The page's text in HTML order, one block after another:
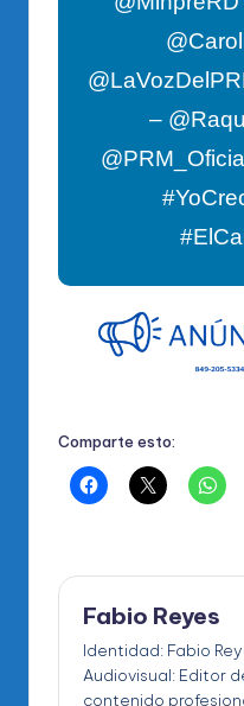
–
Comparte esto:
Fabio Reyes
Identidad: Fabio
Audiovisual: Editor
contenido